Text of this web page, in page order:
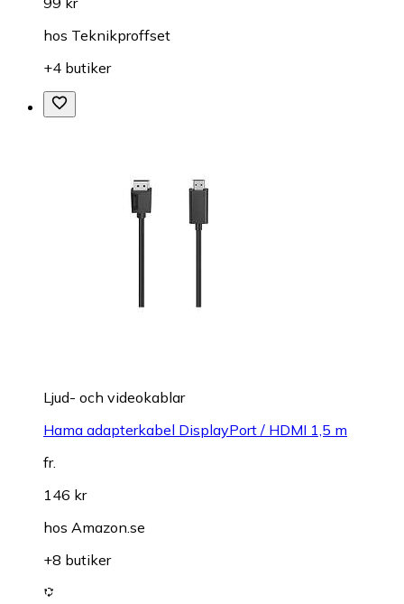
hos Teknikproffset
+4 butiker
Ljud- och videokablar
Hama adapterkabel DisplayPort / HDMI 1,5 m
fr.
146 kr
hos Amazon.se
+8 butiker